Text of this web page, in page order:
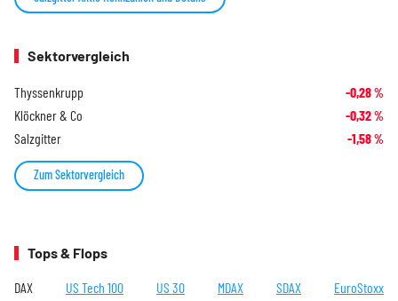
Sektorvergleich
Thyssenkrupp -0,28%
Klöckner & Co -0,32%
Salzgitter -1,58%
Zum Sektorvergleich
Tops & Flops
DAX US Tech 100 US 30 MDAX SDAX EuroStoxx